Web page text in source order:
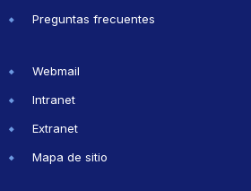
Preguntas frecuentes
Webmail
Intranet
Extranet
Mapa de sitio